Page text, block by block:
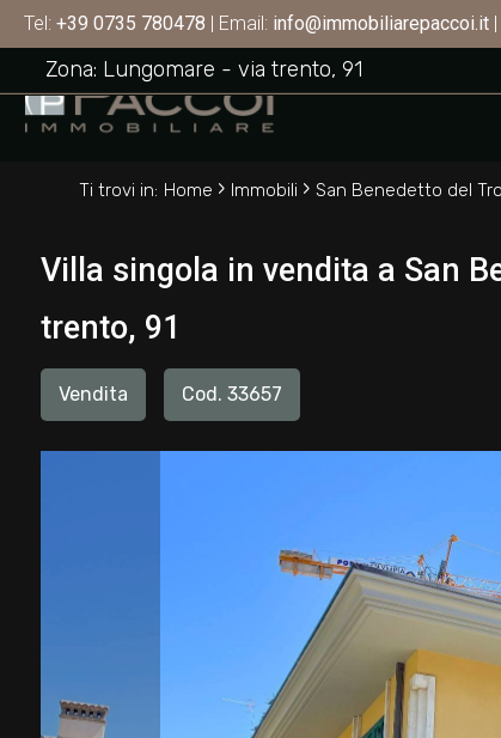
Tel: +39 0735 780478 | Email: info@immobiliarepaccoi.it |
SAN BENEDETTO DEL TRONTO
Zona: Lungomare - via trento, 91
Ti trovi in: Home › Immobili › San Benedetto del
Villa singola in vendita a San
trento, 91
Vendita Cod. 33657
HOME
SIAMO
IMMOBILI
SERVIZI
CONTATTI
Codice
Contratto
Vendita
Affitto